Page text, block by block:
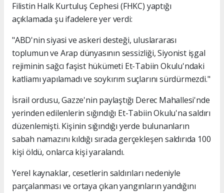
Filistin Halk Kurtuluş Cephesi (FHKC) yaptığı
açıklamada şu ifadelere yer verdi:
"ABD'nin siyasi ve askeri desteği, uluslararası
toplumun ve Arap dünyasının sessizliği, Siyonist işgal
rejiminin sağcı faşist hükümeti Et-Tabiin Okulu'ndaki
katliamı yapılamadı ve soykırım suçlarını sürdürmezdi."
İsrail ordusu, Gazze'nin paylaştığı Derec Mahallesi'nde
yerinden edilenlerin sığındığı Et-Tabiin Okulu'na saldırı
düzenlemişti. Kişinin sığındığı yerde bulunanların
sabah namazını kıldığı sırada gerçekleşen saldırıda 100
kişi öldü, onlarca kişi yaralandı.
Yerel kaynaklar, cesetlerin saldırıları nedeniyle
parçalanması ve ortaya çıkan yangınların yandığını